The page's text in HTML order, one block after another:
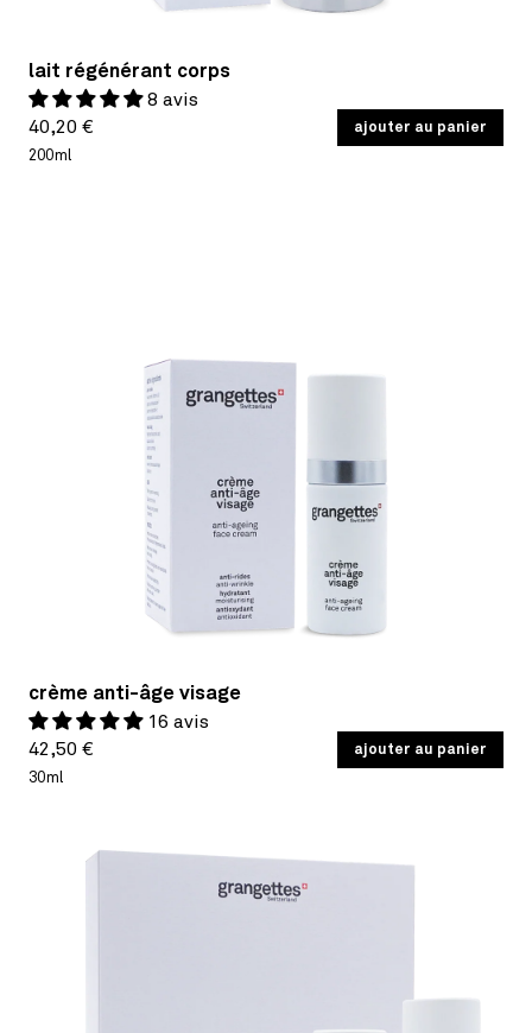
lait régénérant corps
8 avis
Prix
habituel
40,20 €
PRIX
UNITAIRE
/
200ml
ajouter au panier
crème anti-âge visage
16 avis
Prix
habituel
42,50 €
PRIX
UNITAIRE
/
30ml
ajouter au panier